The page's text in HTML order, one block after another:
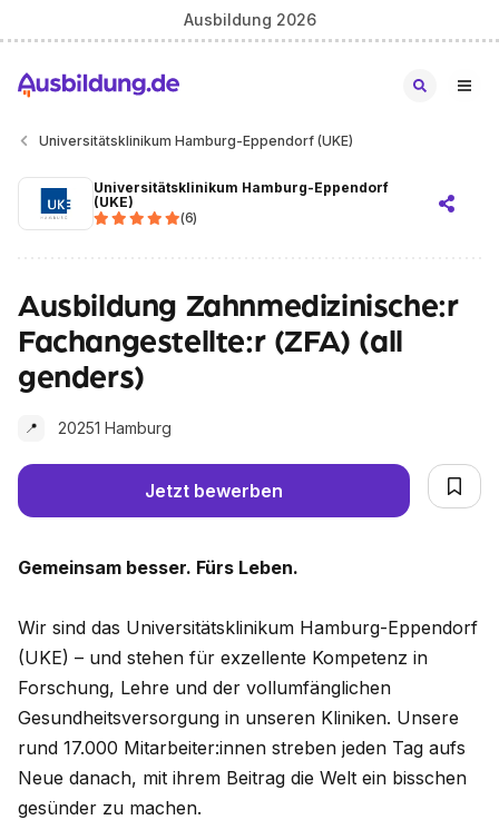
Ausbildung 2026
Universitätsklinikum Hamburg-Eppendorf (UKE)
Universitätsklinikum Hamburg-Eppendorf
(UKE)
(6)
Ausbildung Zahnmedizinische:r
Fachangestellte:r (ZFA) (all
genders)
📍 20251 Hamburg
Jetzt bewerben
Gemeinsam besser. Fürs Leben.
Wir sind das Universitätsklinikum Hamburg-Eppendorf
(UKE) – und stehen für exzellente Kompetenz in
Forschung, Lehre und der vollumfänglichen
Gesundheitsversorgung in unseren Kliniken. Unsere
rund 17.000 Mitarbeiter:innen streben jeden Tag aufs
Neue danach, mit ihrem Beitrag die Welt ein bisschen
gesünder zu machen.